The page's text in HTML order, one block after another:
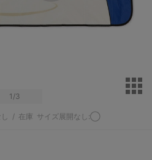
1 /3
/ 在庫 サイズ展開なし:◯